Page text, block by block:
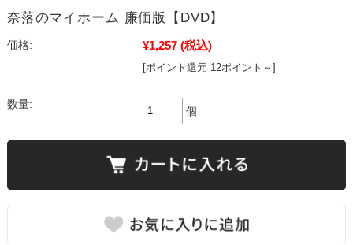
奈落のマイホーム 廉価版【DVD】
価格: ¥1,257 (税込)
[ポイント還元 12ポイント～]
数量:
個